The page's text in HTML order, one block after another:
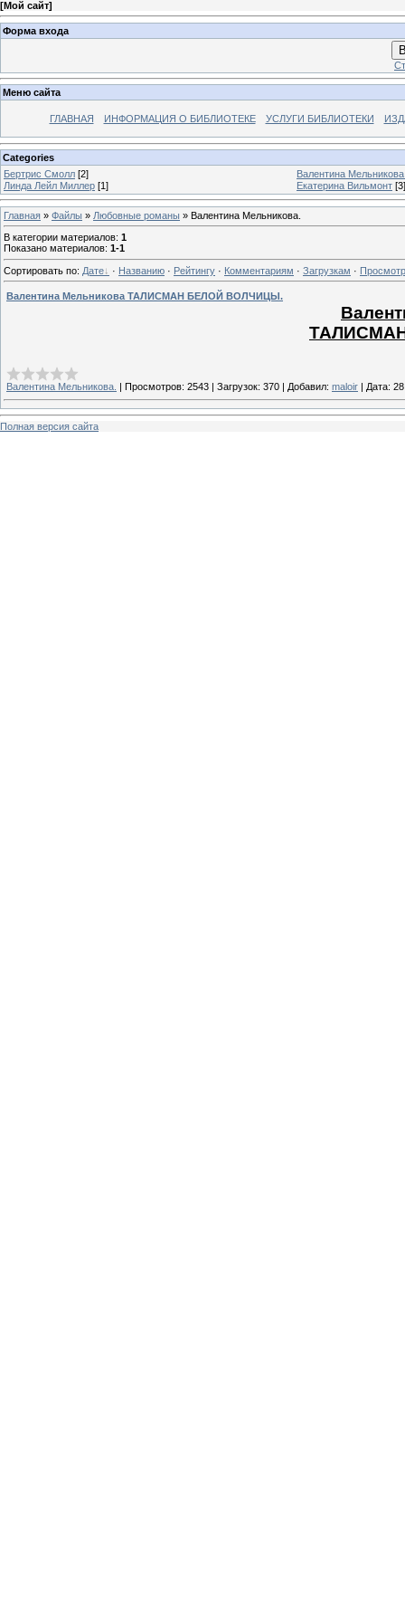
[Мой сайт]
Форма входа
Меню сайта
ГЛАВНАЯ ИНФОРМАЦИЯ О БИБЛИОТЕКЕ УСЛУГИ БИБЛИОТЕКИ
Categories
Бертрис Смолл [2]
Валентина
Линда Лейл Миллер [1] Екатерина Вильмонт [3]
Главная » Файлы » Любовные романы » Валентина Мельникова.
В категории материалов: 1
Показано материалов: 1-1
Сортировать по: Дате · Названию · Рейтингу · Комментариям · Загрузкам ·
Валентина Мельникова ТАЛИСМАН БЕЛОЙ ВОЛЧИЦЫ.
Валентина Мельникова. | Просмотров: 2543 | Загрузок: 370 | Добавил: maloir | Дата:
Полная версия сайта